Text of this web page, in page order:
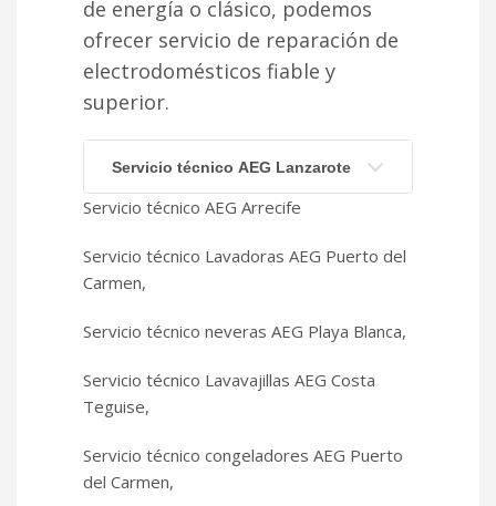
de energía o clásico, podemos
ofrecer servicio de reparación de
electrodomésticos fiable y
superior.
Servicio técnico AEG Lanzarote
Servicio técnico AEG Arrecife
Servicio técnico Lavadoras AEG Puerto del
Carmen,
Servicio técnico neveras AEG Playa Blanca,
Servicio técnico Lavavajillas AEG Costa
Teguise,
Servicio técnico congeladores AEG Puerto
del Carmen,